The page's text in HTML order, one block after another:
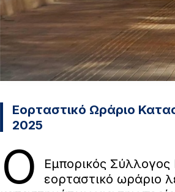
Εορταστικό Ωράριο
2025
Ο
Εμπορικός Σύλλογος
εορταστικό ωράριο